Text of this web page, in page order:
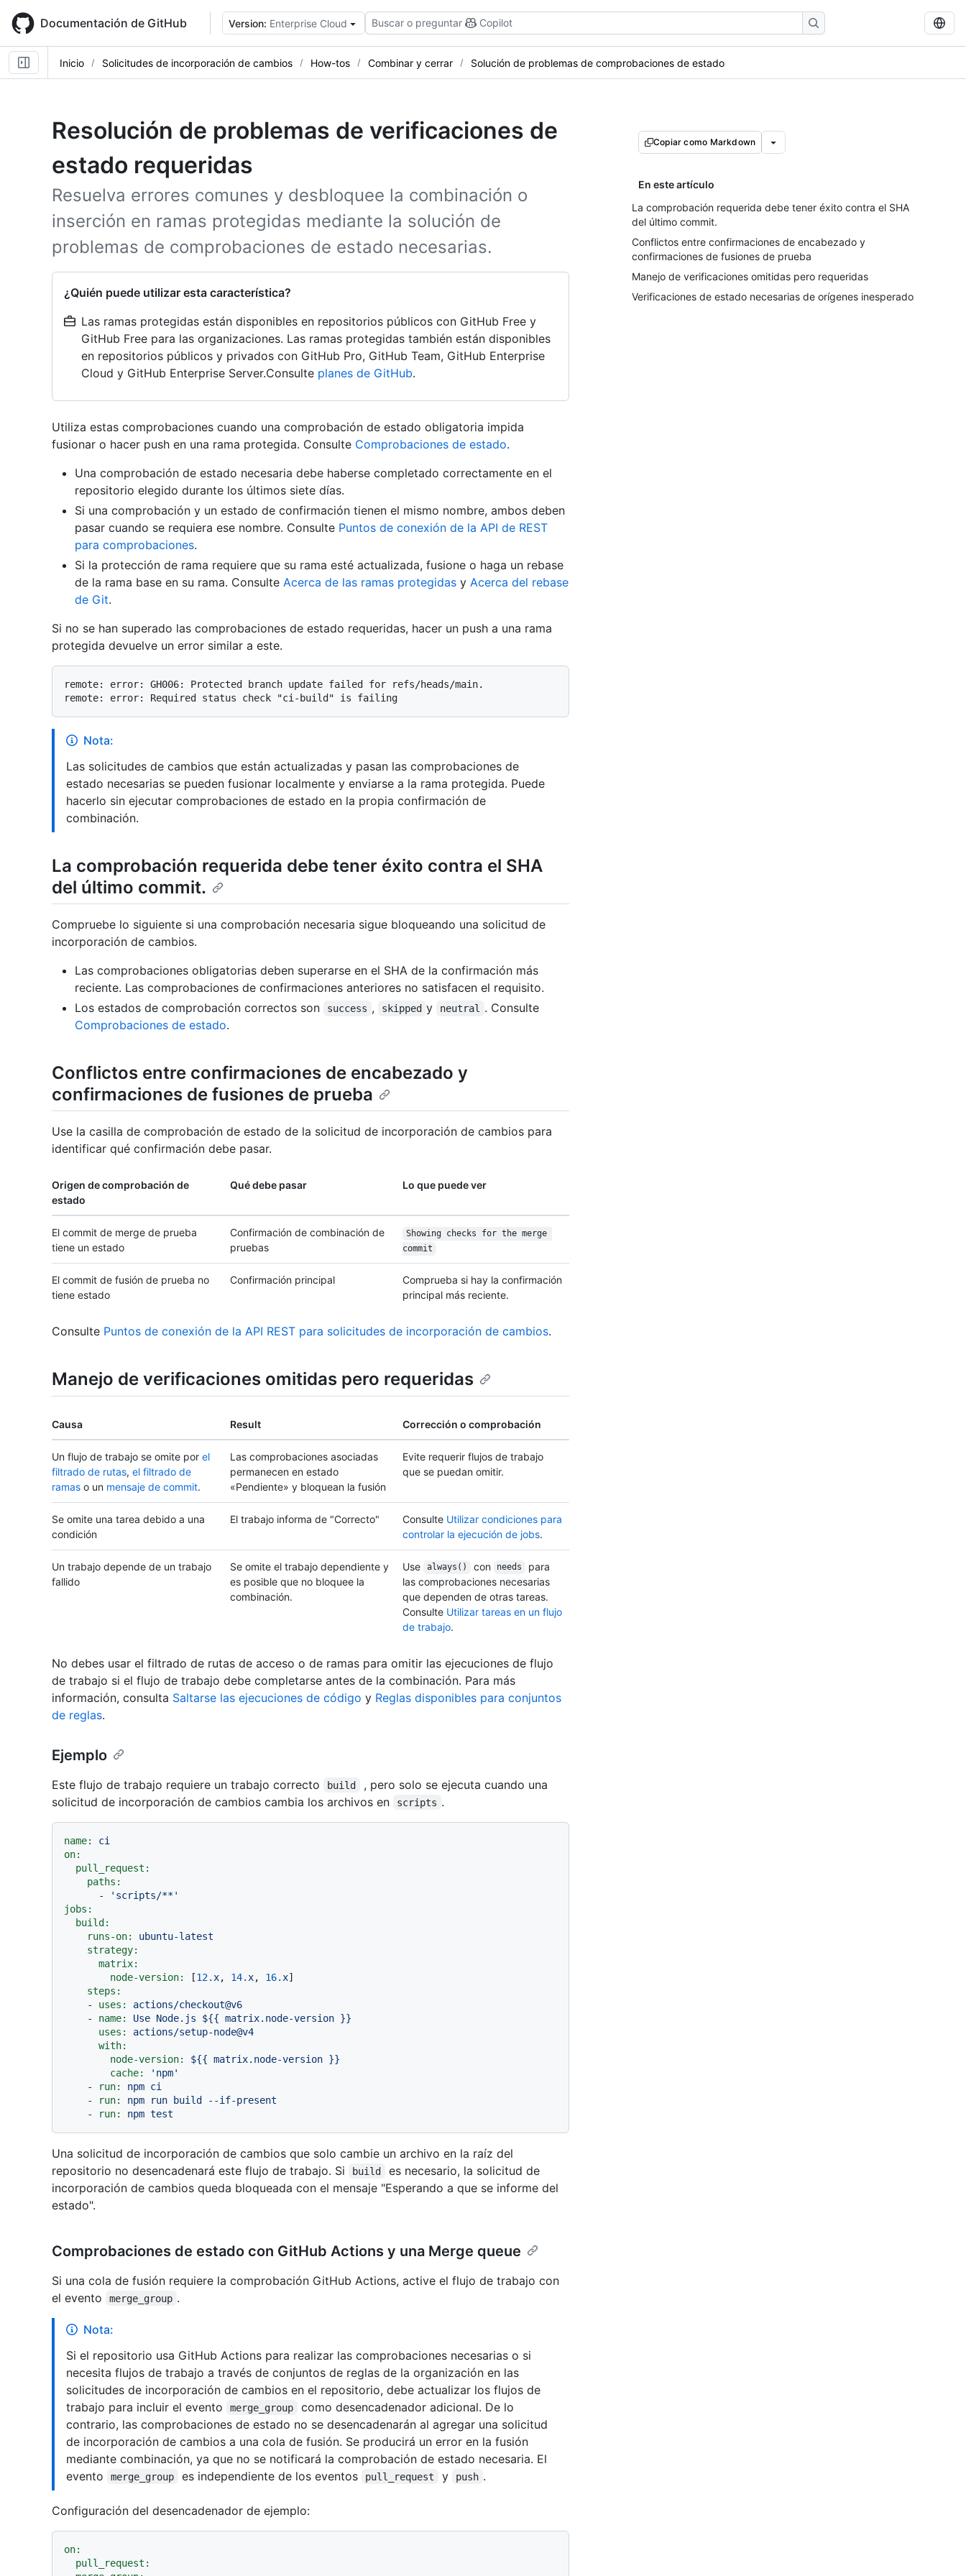
main
content
Documentación de GitHub Version: Enterprise Cloud Buscar o preguntar Copilot
Inicio Solicitudes de incorporación de cambios How-tos Combinar y cerrar Solución de problemas de comprobaciones de estado
Resolución de problemas de verificaciones de
estado requeridas
Resuelva errores comunes y desbloquee la combinación o
inserción en ramas protegidas mediante la solución de
problemas de comprobaciones de estado necesarias.
¿Quién puede utilizar esta característica?
Las ramas protegidas están disponibles en repositorios públicos con GitHub Free y
GitHub Free para las organizaciones. Las ramas protegidas también están disponibles
en repositorios públicos y privados con GitHub Pro, GitHub Team, GitHub Enterprise
Cloud y GitHub Enterprise Server.Consulte planes de GitHub.
Copiar como Markdown
En este artículo
La comprobación requerida debe tener éxito contra el SHA
del último commit.
Conflictos entre confirmaciones de encabezado y
confirmaciones de fusiones de prueba
Manejo de verificaciones omitidas pero requeridas
Verificaciones de estado necesarias de orígenes inesperados
Utiliza estas comprobaciones cuando una comprobación de estado obligatoria impida
fusionar o hacer push en una rama protegida. Consulte Comprobaciones de estado.
Una comprobación de estado necesaria debe haberse completado correctamente en el
repositorio elegido durante los últimos siete días.
Si una comprobación y un estado de confirmación tienen el mismo nombre, ambos deben
pasar cuando se requiera ese nombre. Consulte Puntos de conexión de la API de REST
para comprobaciones.
Si la protección de rama requiere que su rama esté actualizada, fusione o haga un rebase
de la rama base en su rama. Consulte Acerca de las ramas protegidas y Acerca del rebase
de Git.
Si no se han superado las comprobaciones de estado requeridas, hacer un push a una rama
protegida devuelve un error similar a este.
remote: error: GH006: Protected branch update failed for refs/heads/main.
Nota:
Las solicitudes de cambios que están actualizadas y pasan las comprobaciones de
estado necesarias se pueden fusionar localmente y enviarse a la rama protegida. Puede
hacerlo sin ejecutar comprobaciones de estado en la propia confirmación de
combinación.
La comprobación requerida debe tener éxito contra el SHA
del último commit.
Compruebe lo siguiente si una comprobación necesaria sigue bloqueando una solicitud de
incorporación de cambios.
Las comprobaciones obligatorias deben superarse en el SHA de la confirmación más
reciente. Las comprobaciones de confirmaciones anteriores no satisfacen el requisito.
Los estados de comprobación correctos son
success , skipped y neutral
. Consulte
Comprobaciones de estado.
Conflictos entre confirmaciones de encabezado y
confirmaciones de fusiones de prueba
Use la casilla de comprobación de estado de la solicitud de incorporación de cambios para
identificar qué confirmación debe pasar.
Origen de comprobación de
estado
Qué debe pasar Lo que puede ver
El commit de merge de prueba
tiene un estado
Confirmación de combinación de
pruebas
Showing checks for the merge
commit
El commit de fusión de prueba no
tiene estado
Confirmación principal
Comprueba si hay la confirmación
principal más reciente.
Consulte Puntos de conexión de la API REST para solicitudes de incorporación de cambios.
Manejo de verificaciones omitidas pero requeridas
Causa Result Corrección o comprobación
Un flujo de trabajo se omite por el
filtrado de rutas, el filtrado de
ramas o un mensaje de commit.
Las comprobaciones asociadas
permanecen en estado
«Pendiente» y bloquean la fusión
Evite requerir flujos de trabajo
que se puedan omitir.
Se omite una tarea debido a una
condición
El trabajo informa de "Correcto" Consulte Utilizar condiciones para
controlar la ejecución de jobs.
Un trabajo depende de un trabajo
fallido
Se omite el trabajo dependiente y
es posible que no bloquee la
combinación.
Use always() con needs
para
las comprobaciones necesarias
que dependen de otras tareas.
Consulte Utilizar tareas en un flujo
de trabajo.
No debes usar el filtrado de rutas de acceso o de ramas para omitir las ejecuciones de flujo
de trabajo si el flujo de trabajo debe completarse antes de la combinación. Para más
información, consulta Saltarse las ejecuciones de código y Reglas disponibles para conjuntos
de reglas.
Ejemplo
Este flujo de trabajo requiere un trabajo correcto build
, pero solo se ejecuta cuando una
solicitud de incorporación de cambios cambia los archivos en
scripts .
name:
ci
on:
pull_request:
paths:
-
'scripts/**'
jobs:
build:
runs-on:
ubuntu-latest
strategy:
matrix:
node-version:
[12. x, 14. x, 16. x]
steps:
-
uses:
actions/checkout@v6
-
name: Use Node.js ${{ matrix.node-version }}
uses:
actions/setup-node@v4
with:
node-version:
${{ matrix.node-version }}
cache:
'npm'
-
run: npm ci
-
run: npm run build
--if-present
-
run: npm test
Una solicitud de incorporación de cambios que solo cambie un archivo en la raíz del
repositorio no desencadenará este flujo de trabajo. Si
build
es necesario, la solicitud de
incorporación de cambios queda bloqueada con el mensaje "Esperando a que se informe del
estado".
Comprobaciones de estado con GitHub Actions y una Merge queue
Si una cola de fusión requiere la comprobación GitHub Actions, active el flujo de trabajo con
el evento
merge_group .
Nota:
Si el repositorio usa GitHub Actions para realizar las comprobaciones necesarias o si
necesita flujos de trabajo a través de conjuntos de reglas de la organización en las
solicitudes de incorporación de cambios en el repositorio, debe actualizar los flujos de
trabajo para incluir el evento
merge_group
como desencadenador adicional. De lo
contrario, las comprobaciones de estado no se desencadenarán al agregar una solicitud
de incorporación de cambios a una cola de fusión. Se producirá un error en la fusión
mediante combinación, ya que no se notificará la comprobación de estado necesaria. El
evento
merge_group es independiente de los eventos pull_request y push .
Configuración del desencadenador de ejemplo:
on:
pull_request: